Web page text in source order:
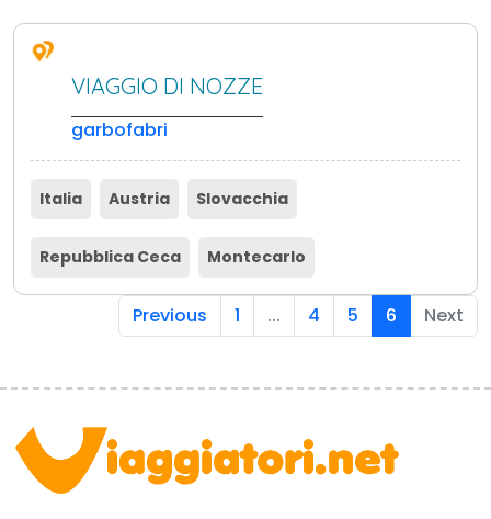
VIAGGIO DI NOZZE
garbofabri
Italia Austria Slovacchia
Repubblica Ceca Montecarlo
Previous 1 ... 4 5 6 Next